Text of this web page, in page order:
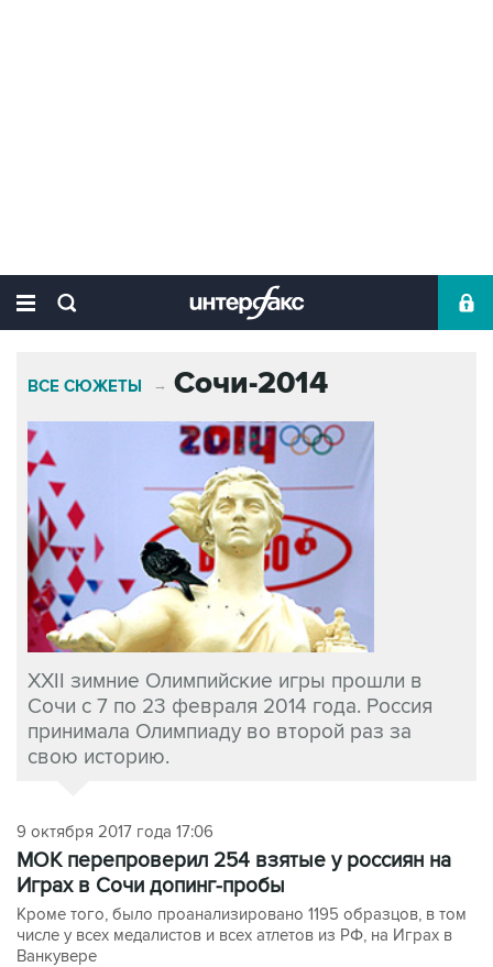
ВСЕ СЮЖЕТЫ → Сочи-2014
XXII зимние Олимпийские игры прошли в
Сочи с 7 по 23 февраля 2014 года. Россия
принимала Олимпиаду во второй раз за
свою историю.
9 октября 2017 года 17:06
МОК перепроверил 254 взятые у россиян на
Играх в Сочи допинг-пробы
Кроме того, было проанализировано 1195 образцов, в том
числе у всех медалистов и всех атлетов из РФ, на Играх в
Ванкувере